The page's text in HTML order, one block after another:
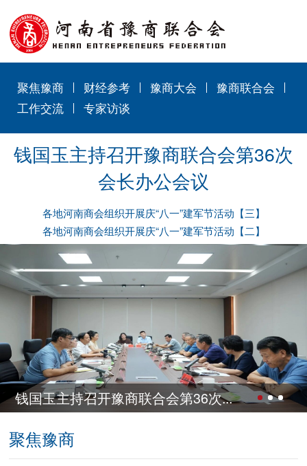
聚焦豫商 财经参考 豫商大会
豫商联合会
工作交流
专家访谈
钱国玉主持召开豫商联合会第36次
会长办公会议
各地河南商会组织开展庆“八一”建军节活动【三】
各地河南商会组织开展庆“八一”建军节活动【二】
钱国玉主持召开豫商联合会第36次...
聚焦豫商